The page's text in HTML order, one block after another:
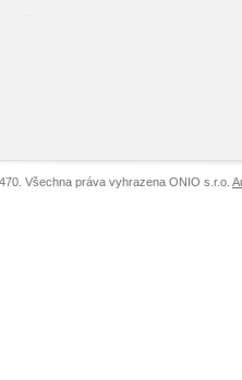
Všechna práva vyhrazena ONIO s.r.o.